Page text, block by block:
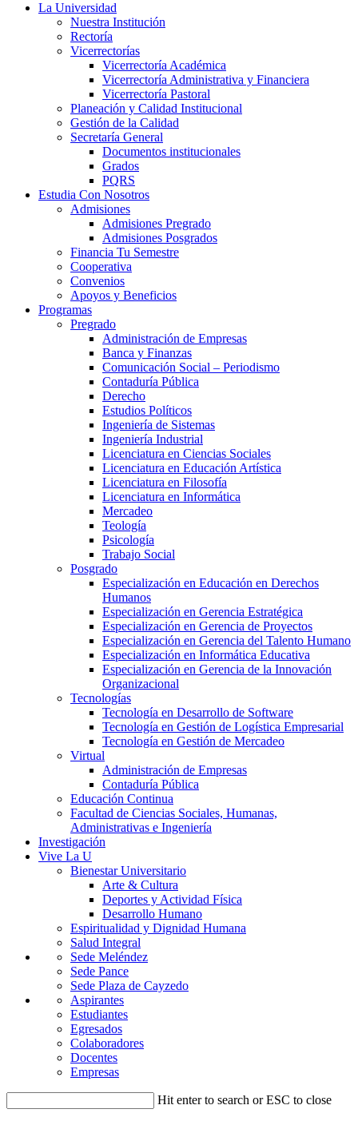
La Universidad
Nuestra Institución
Rectoría
Vicerrectorías
Vicerrectoría Académica
Vicerrectoría Administrativa y Financiera
Vicerrectoría Pastoral
Planeación y Calidad Institucional
Gestión de la Calidad
Secretaría General
Documentos institucionales
Grados
PQRS
Estudia Con Nosotros
Admisiones
Admisiones Pregrado
Admisiones Posgrados
Financia Tu Semestre
Cooperativa
Convenios
Apoyos y Beneficios
Programas
Pregrado
Administración de Empresas
Banca y Finanzas
Comunicación Social – Periodismo
Contaduría Pública
Derecho
Estudios Políticos
Ingeniería de Sistemas
Ingeniería Industrial
Licenciatura en Ciencias Sociales
Licenciatura en Educación Artística
Licenciatura en Filosofía
Licenciatura en Informática
Mercadeo
Teología
Psicología
Trabajo Social
Posgrado
Especialización en Educación en Derechos
Humanos
Especialización en Gerencia Estratégica
Especialización en Gerencia de Proyectos
Especialización en Gerencia del Talento Humano
Especialización en Informática Educativa
Especialización en Gerencia de la Innovación
Organizacional
Tecnologías
Tecnología en Desarrollo de Software
Tecnología en Gestión de Logística Empresarial
Tecnología en Gestión de Mercadeo
Virtual
Administración de Empresas
Contaduría Pública
Educación Continua
Facultad de Ciencias Sociales, Humanas,
Administrativas e Ingeniería
Investigación
Vive La U
Bienestar Universitario
Arte & Cultura
Deportes y Actividad Física
Desarrollo Humano
Espiritualidad y Dignidad Humana
Salud Integral
Sede Meléndez
Sede Pance
Sede Plaza de Cayzedo
Aspirantes
Estudiantes
Egresados
Colaboradores
Docentes
Empresas
Hit enter to search or ESC to close